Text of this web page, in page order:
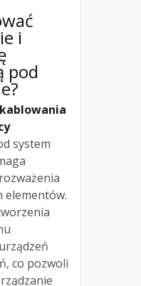
i
pod
system
elementów.
co pozwoli